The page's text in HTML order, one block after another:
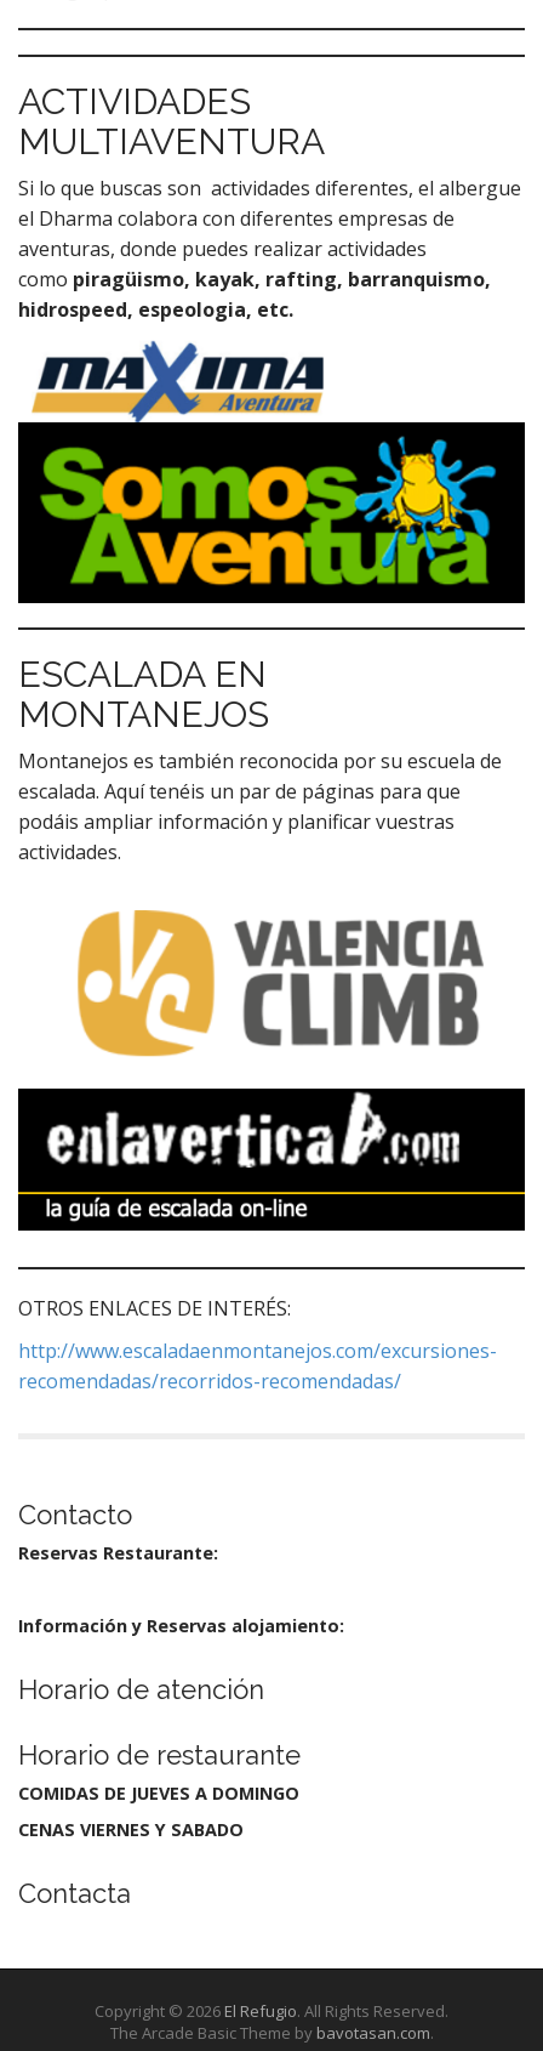
ACTIVIDADES
MULTIAVENTURA
Si lo que buscas son actividades diferentes, el albergue
el Dharma colabora con diferentes empresas de
aventuras, donde puedes realizar actividades
como piragüismo, kayak, rafting, barranquismo,
hidrospeed, espeologia, etc.
ESCALADA EN
MONTANEJOS
Montanejos es también reconocida por su escuela de
escalada. Aquí tenéis un par de páginas para que
podáis ampliar información y planificar vuestras
actividades.
OTROS ENLACES DE INTERÉS:
http://www.escaladaenmontanejos.com/excursiones-
recomendadas/recorridos-recomendadas/
Contacto
Reservas Restaurante:
Información y Reservas alojamiento:
Horario de atención
Horario de restaurante
COMIDAS DE JUEVES A DOMINGO
CENAS VIERNES Y SABADO
Contacta
Copyright © 2026 El Refugio. All Rights Reserved.
The Arcade Basic Theme by bavotasan.com.